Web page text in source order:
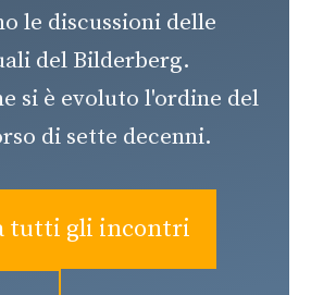
le discussioni delle
del Bilderberg.
si è evoluto l'ordine del
di sette decenni.
tutti gli incontri